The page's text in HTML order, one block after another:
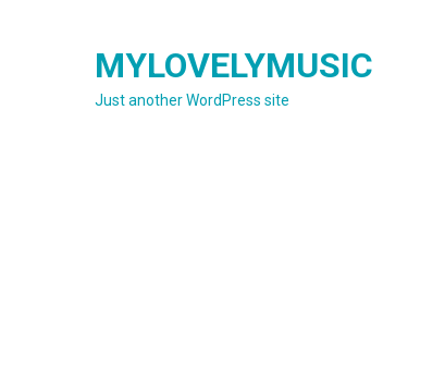
MYLOVELYMUSIC
Just another WordPress site